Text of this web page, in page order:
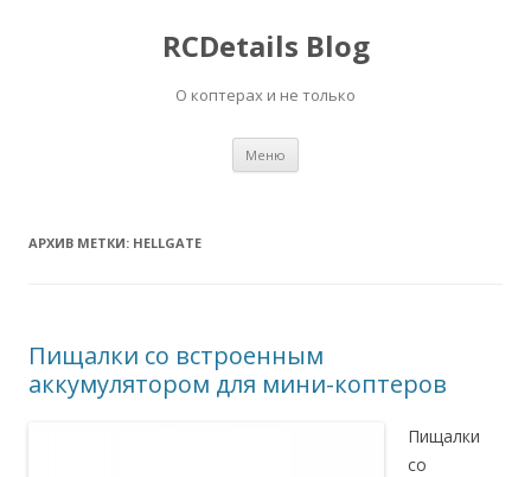
RCDetails Blog
О коптерах и не только
Меню
АРХИВ МЕТКИ: HELLGATE
Пищалки со встроенным
аккумулятором для мини-коптеров
Пищалки
со